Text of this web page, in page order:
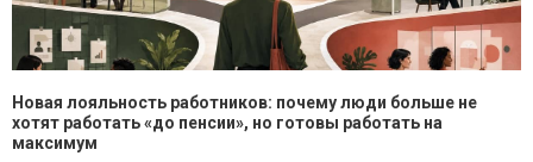
Новая лояльность работников: почему люди больше не
хотят работать «до пенсии», но готовы работать на
максимум